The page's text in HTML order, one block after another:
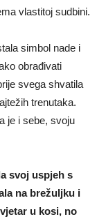
vlastitoj sudbini.
simbol nade i
obrađivati
svega shvatila
trenutaka.
je i sebe, svoju
svoj uspjeh s
na brežuljku i
u kosi, no